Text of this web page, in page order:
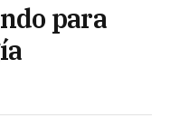
para